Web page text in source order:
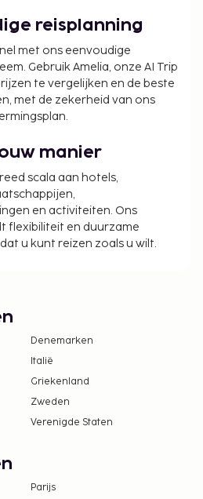
Als er bij
naar Brazilië slechts één
een kind reist, dan dient hij
en een
foto, een notarieel
te overhandigen waarin
of de wettelijke voogd niet
zijn om deze
dan is er een
nodig. Mensen die met
reizen dienen voor
consulaat te
reisplanning
met ons eenvoudige
Gebruik Amelia, onze AI Trip
te vergelijken en de beste
met de zekerheid van ons
manier
scala aan hotels,
en activiteiten. Ons
flexibiliteit en duurzame
u kunt reizen zoals u wilt.
Denemarken
Italië
Griekenland
Zweden
Verenigde Staten
Parijs